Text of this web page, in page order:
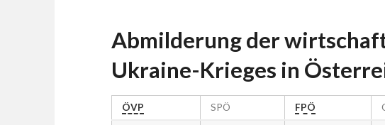
Abmilderung der
Ukraine-Krieges in
ÖVP SPÖ FPÖ